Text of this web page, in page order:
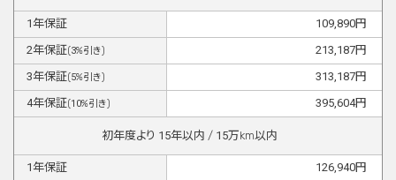
1年保証 109,890円
2年保証(3%引き) 213,187円
3年保証(5%引き) 313,187円
4年保証(10%引き) 395,604円
初年度より 15年以内 / 15万km以内
1年保証 126,940円